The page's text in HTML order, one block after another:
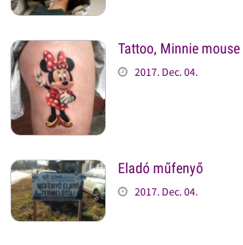
Tattoo, Minnie mouse
2017. Dec. 04.
Eladó műfenyő
2017. Dec. 04.